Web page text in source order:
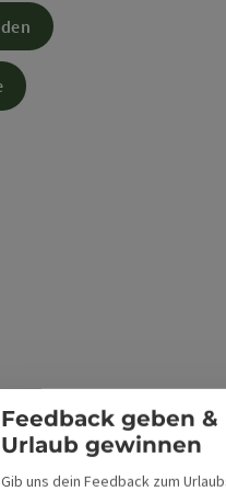
Feedback geben &
Urlaub gewinnen
Gib uns dein Feedback zum